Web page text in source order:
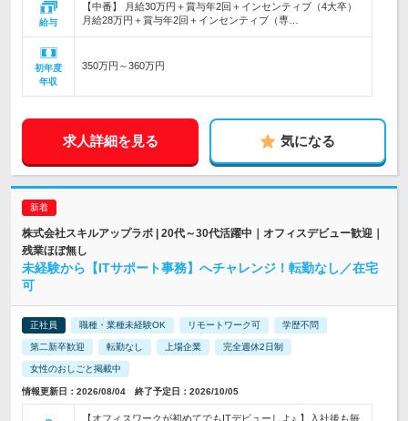
給与
【中番】 月給30万円＋賞与年2回＋インセンティブ（4大卒）
月給28万円＋賞与年2回＋インセンティブ（専…
初年度
年収
350万円～360万円
求人詳細を見る 気になる
株式会社スキルアップラボ | 20代～30代活躍中｜オフィスデビュー歓迎｜
残業ほぼ無し
未経験から【ITサポート事務】へチャレンジ！転勤なし／在宅
可
正社員 職種・業種未経験OK リモートワーク可 学歴不問
第二新卒歓迎 転勤なし 上場企業 完全週休2日制
女性のおしごと掲載中
情報更新日：2026/08/04 終了予定日：2026/10/05
【オフィスワークが初めてでもITデビューしよ♪ 】入社後も毎